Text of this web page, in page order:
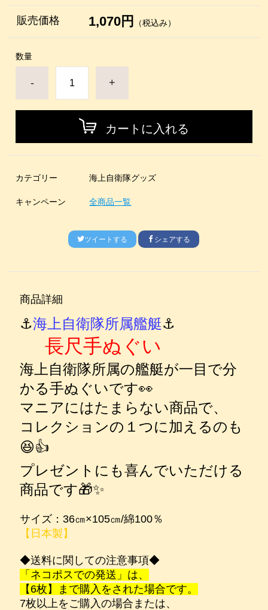
販売価格 1,070円 （税込み）
数量
- +
カートに入れる
カテゴリー 海上自衛隊グッズ
キャンペーン 全商品一覧
ツイートする シェアする
商品詳細
⚓海上自衛隊所属艦艇⚓
長尺手ぬぐい
海上自衛隊所属の艦艇が一目で分
かる手ぬぐいです👀
マニアにはたまらない商品で、
コレクションの１つに加えるのも
😆👍
プレゼントにも喜んでいただける
商品です🎁✨
サイズ：36㎝×105㎝/綿100％
【日本製】
◆送料に関しての注意事項◆
「ネコポスでの発送」は、
【6枚】まで購入をされた場合です。
7枚以上をご購入の場合または、